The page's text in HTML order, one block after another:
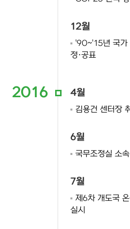
12월
'90~'15년 국가
정·공표
2016 4월
김용건 센터장
6월
국무조정실 소
7월
제6차 개도국
실시